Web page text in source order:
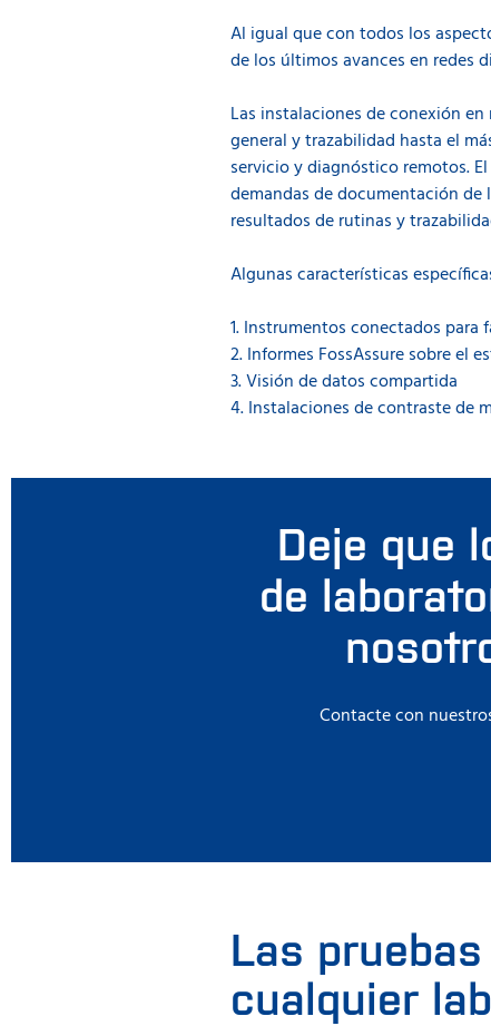
Al igual que con todos los
de los últimos avances en redes
Las instalaciones de conexión
general y trazabilidad hasta el
servicio y diagnóstico remotos.
demandas de documentación
resultados de rutinas y
Algunas características
1. Instrumentos conectados para
2. Informes FossAssure sobre el
3. Visión de datos compartida
4. Instalaciones de contraste de
Deje que
de
Contacte con
Las
cualquier